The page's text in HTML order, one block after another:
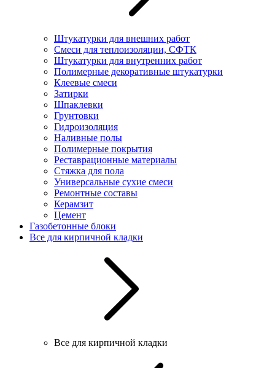
Штукатурки для внешних работ
Смеси для теплоизоляции, СФТК
Штукатурки для внутренних работ
Полимерные декоративные штукатурки
Клеевые смеси
Затирки
Шпаклевки
Грунтовки
Гидроизоляция
Наливные полы
Полимерные покрытия
Реставрационные материалы
Стяжка для пола
Универсальные сухие смеси
Ремонтные составы
Керамзит
Цемент
Газобетонные блоки
Все для кирпичной кладки
Все для кирпичной кладки